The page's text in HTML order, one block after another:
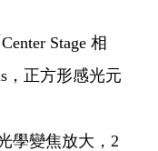
Stage 相
，正方形感光元
學變焦放大，2